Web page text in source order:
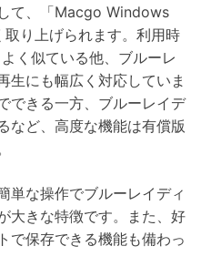
て、「Macgo Windows
り上げられます。利用時
く似ている他、ブルーレ
生にも幅広く対応していま
できる一方、ブルーレイデ
など、高度な機能は有償版
単な操作でブルーレイディ
大きな特徴です。また、好
で保存できる機能も備わっ